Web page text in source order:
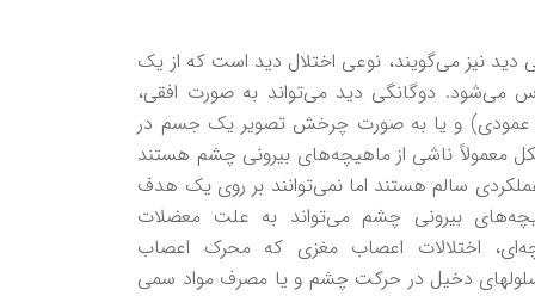
دید نیز می‌گویند، نوعی اختلال دید است که از یک
دوگانگی دید می‌تواند به صورت افقی،
عمودی) و یا به صورت چرخش تصویر یک جسم در
معمولاً ناشی از ماهیچه‌های بیرونی چشم هستند
سالم هستند اما نمی‌توانند بر روی یک هدف
بیرونی چشم می‌تواند به علت معضلات
اختلالات اعصاب مغزی که محرک اعصاب
سلولهای دخیل در حرکت چشم و یا مصرف مواد سمی